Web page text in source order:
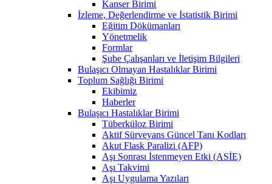
Kanser Birimi
İzleme, Değerlendirme ve İstatistik Birimi
Eğitim Dökümanları
Yönetmelik
Formlar
Şube Çalışanları ve İletişim Bilgileri
Bulaşıcı Olmayan Hastalıklar Birimi
Toplum Sağlığı Birimi
Ekibimiz
Haberler
Bulaşıcı Hastalıklar Birimi
Tüberküloz Birimi
Aktif Sürveyans Güncel Tanı Kodları
Akut Flask Paralizi (AFP)
Aşı Sonrası İstenmeyen Etki (ASİE)
Aşı Takvimi
Aşı Uygulama Yazıları